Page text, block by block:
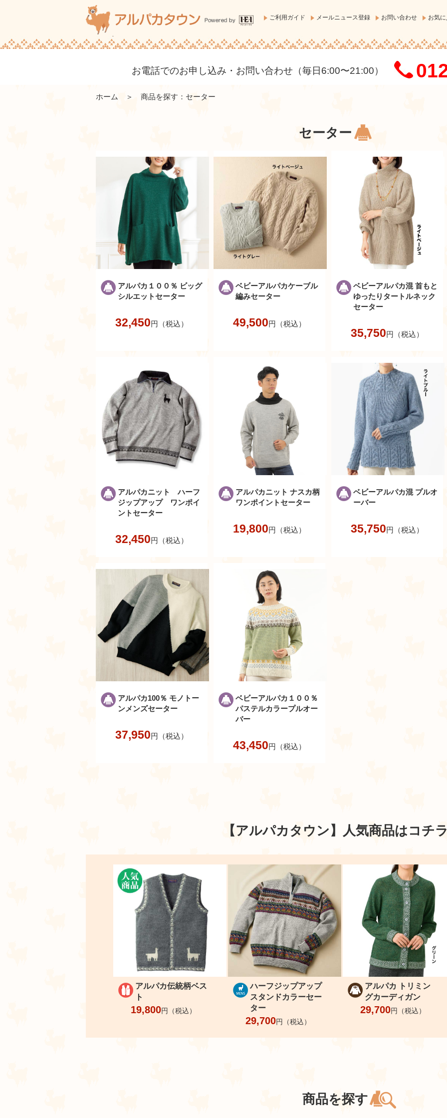
ご利用ガイド メールニュース登録 お問い合わせ お気
お電話でのお申し込み・お問い合わせ（毎日6:00〜21:00）
ホーム ＞ 商品を探す：セーター
セーター
アルパカ１００％ ビッグ
シルエットセーター
32,450円（税込）
ベビーアルパカケーブル
編みセーター
49,500円（税込）
ベビーアルパカ混 首もと
ゆったりタートルネック
セーター
35,750円（税込）
アルパカニット ハーフ
ジップアップ ワンポイ
ントセーター
32,450円（税込）
アルパカニット ナスカ柄
ワンポイントセーター
19,800円（税込）
ベビーアルパカ混 プルオ
ーバー
35,750円（税込）
アルパカ100％ モノトー
ンメンズセーター
37,950円（税込）
ベビーアルパカ１００％
パステルカラープルオー
バー
43,450円（税込）
【アルパカタウン】 人気商品はコチ
アルパカ伝統柄ベス
ト
19,800円（税込）
ハーフジップアップ
スタンドカラーセー
ター
29,700円（税込）
アルパカ トリミン
グカーディガン
29,700円（税込）
商品を探す